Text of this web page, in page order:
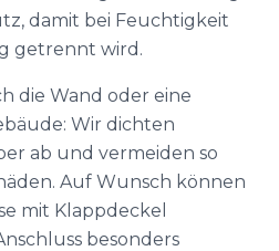
damit bei Feuchtigkeit
getrennt wird.
die Wand oder eine
Wir dichten
ab und vermeiden so
Auf Wunsch können
mit Klappdeckel
besonders